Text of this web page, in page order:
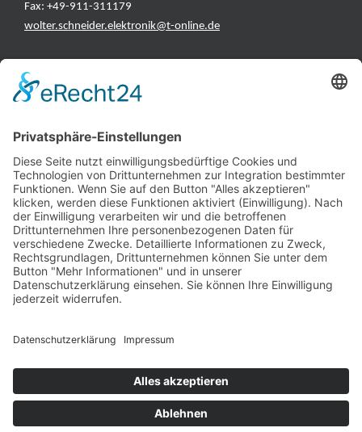
Fax: +49-911-311179
wolter.schneider.elektronik@t-online.de
INFORMATIONEN
Hersteller
Fehlerliste
Impressum
Datenschutzerklärung